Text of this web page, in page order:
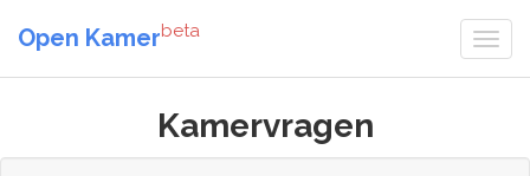
Open Kamerbeta
Kamervragen